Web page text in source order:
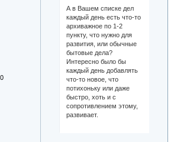
А в Вашем списке дел
каждый день есть что-то
архиважное по 1-2
пункту, что нужно для
развития, или обычные
бытовые дела?
Интересно было бы
каждый день добавлять
что-то новое, что
потихоньку или даже
быстро, хоть и с
сопротивлением этому,
развивает.